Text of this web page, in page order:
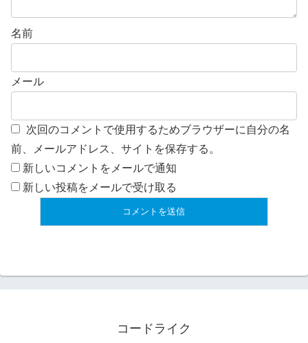
名前
メール
次回のコメントで使用するためブラウザーに自分の名
前、メールアドレス、サイトを保存する。
新しいコメントをメールで通知
新しい投稿をメールで受け取る
コードライク